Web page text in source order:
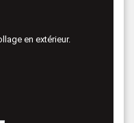
en extérieur.